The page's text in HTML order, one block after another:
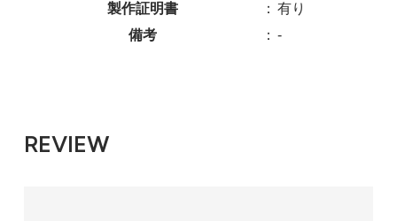
製作証明書 ： 有り
備考
： -
REVIEW